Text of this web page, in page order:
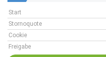
Start
Stornoquote
Cookie
Freigabe